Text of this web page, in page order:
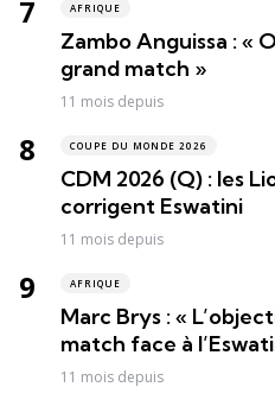
AFRIQUE
Zambo Anguissa : «
grand match »
11 mois depuis
COUPE DU MONDE 2026
CDM 2026 (Q) : les
corrigent Eswatini
11 mois depuis
AFRIQUE
Marc Brys : «
match face à
11 mois depuis